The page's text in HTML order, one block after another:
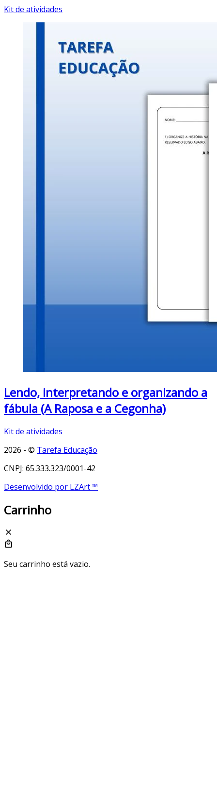
Kit de atividades
Lendo, interpretando e organizando a
fábula (A Raposa e a Cegonha)
Kit de atividades
2026 - © Tarefa Educação
CNPJ: 65.333.323/0001-42
Desenvolvido por LZArt ™
Carrinho
Seu carrinho está vazio.